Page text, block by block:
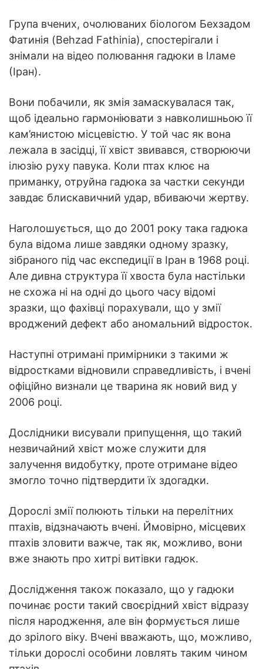
Група вчених, очолюваних біологом Бехзадом
Фатинія (Behzad Fathinia), спостерігали і
знімали на відео полювання гадюки в Іламе
(Іран).
Вони побачили, як змія замаскувалася так,
щоб ідеально гармоніювати з навколишньою її
кам’янистою місцевістю. У той час як вона
лежала в засідці, її хвіст звивався, створюючи
ілюзію руху павука. Коли птах клює на
приманку, отруйна гадюка за частки секунди
завдає блискавичний удар, вбиваючи жертву.
Наголошується, що до 2001 року така гадюка
була відома лише завдяки одному зразку,
зібраного під час експедиції в Іран в 1968 році.
Але дивна структура її хвоста була настільки
не схожа ні на одні до цього часу відомі
зразки, що фахівці порахували, що у змії
вроджений дефект або аномальний відросток.
Наступні отримані примірники з такими ж
відростками відновили справедливість, і вчені
офіційно визнали це тварина як новий вид у
2006 році.
Дослідники висували припущення, що такий
незвичайний хвіст може служити для
залучення видобутку, проте отримане відео
змогло точно підтвердити їх здогадки.
Дорослі змії полюють тільки на перелітних
птахів, відзначають вчені. Ймовірно, місцевих
птахів зловити важче, так як, можливо, вони
вже знають про хитрі витівки гадюк.
Дослідження також показало, що у гадюки
починає рости такий своєрідний хвіст відразу
після народження, але він формується лише
до зрілого віку. Вчені вважають, що, можливо,
тільки дорослі особини ловлять таким чином